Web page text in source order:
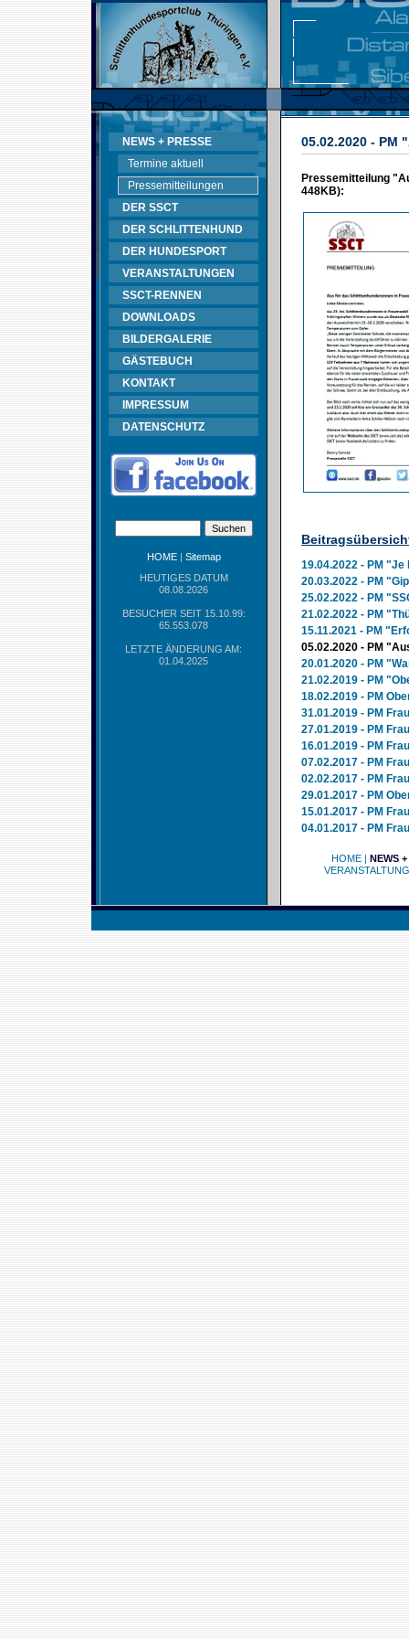
NEWS + PRESSE
Termine aktuell
Pressemitteilungen
DER SSCT
DER SCHLITTENHUND
DER HUNDESPORT
VERANSTALTUNGEN
SSCT-RENNEN
DOWNLOADS
BILDERGALERIE
GÄSTEBUCH
KONTAKT
IMPRESSUM
DATENSCHUTZ
HOME| Sitemap
HEUTIGES DATUM
08.08.2026
BESUCHER SEIT 15.10.99:
65.553.078
LETZTE ÄNDERUNG AM:
01.04.2025
05.02.2020 -
Pressemitteilung
448KB):
19.04.2022 - PM
20.03.2022 - PM
25.02.2022 - PM
21.02.2022 - PM
15.11.2021 - PM
05.02.2020 - PM
20.01.2020 - PM
21.02.2019 - PM
18.02.2019 - PM
31.01.2019 - PM
27.01.2019 - PM
16.01.2019 - PM
07.02.2017 - PM
02.02.2017 - PM
29.01.2017 - PM
15.01.2017 - PM
04.01.2017 - PM
HOME| NEWS